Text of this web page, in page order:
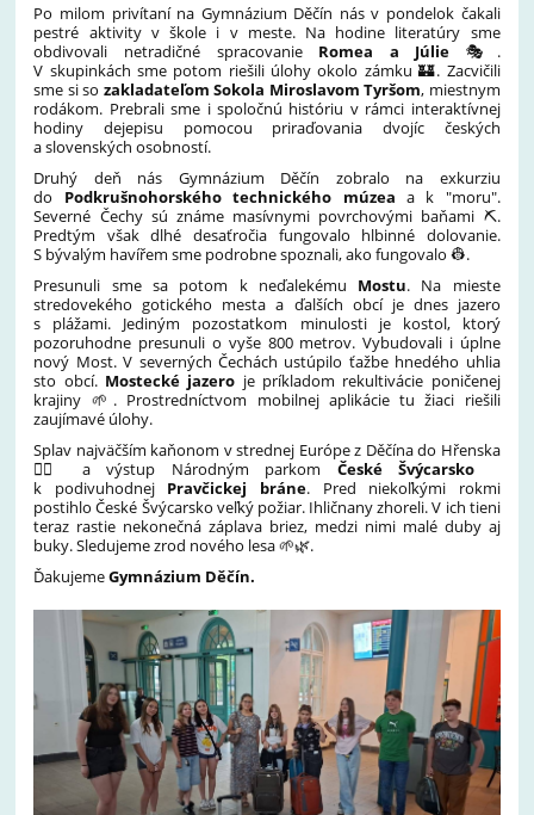
Po milom privítaní na Gymnázium Děčín nás v pondelok čakali
pestré aktivity v škole i v meste. Na hodine literatúry sme
obdivovali netradičné spracovanie Romea a Júlie 🎭.
V skupinkách sme potom riešili úlohy okolo zámku 🏰. Zacvičili
sme si so zakladateľom Sokola Miroslavom Tyršom, miestnym
rodákom. Prebrali sme i spoločnú históriu v rámci interaktívnej
hodiny dejepisu pomocou priraďovania dvojíc českých
a slovenských osobností.
Druhý deň nás Gymnázium Děčín zobralo na exkurziu
do Podkrušnohorského technického múzea a k "moru".
Severné Čechy sú známe masívnymi povrchovými baňami ⛏️.
Predtým však dlhé desaťročia fungovalo hlbinné dolovanie.
S bývalým havířem sme podrobne spoznali, ako fungovalo 👷.
Presunuli sme sa potom k neďalekému Mostu. Na mieste
stredovekého gotického mesta a ďalších obcí je dnes jazero
s plážami. Jediným pozostatkom minulosti je kostol, ktorý
pozoruhodne presunuli o vyše 800 metrov. Vybudovali i úplne
nový Most. V severných Čechách ustúpilo ťažbe hnedého uhlia
sto obcí. Mostecké jazero je príkladom rekultivácie poničenej
krajiny 🌱. Prostredníctvom mobilnej aplikácie tu žiaci riešili
zaujímavé úlohy.
Splav najväčším kaňonom v strednej Európe z Děčína do Hřenska
🚣‍♂️ a výstup Národným parkom České Švýcarsko
k podivuhodnej Pravčickej bráne. Pred niekoľkými rokmi
postihlo České Švýcarsko veľký požiar. Ihličnany zhoreli. V ich tieni
teraz rastie nekonečná záplava briez, medzi nimi malé duby aj
buky. Sledujeme zrod nového lesa 🌱🌿.
ĎakujemeGymnázium Děčín.